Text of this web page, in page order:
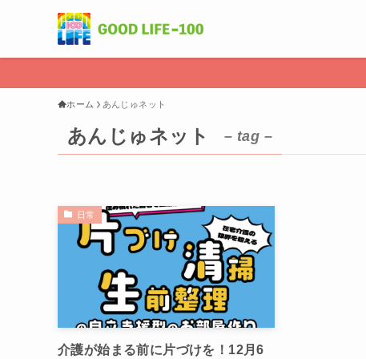
ホーム あんじゅネット
あんじゅネット – tag –
日常
介護が始まる前に片づけを！12月6